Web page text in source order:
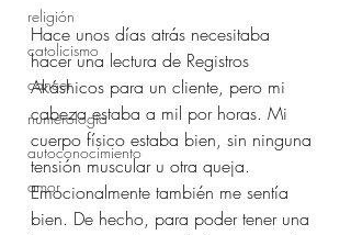
religión
catolicismo
cancer
numerologia
autoconocimiento
amor
Hace unos días atrás necesitaba
hacer una lectura de Registros
Akáshicos para un cliente, pero mi
cabeza estaba a mil por horas. Mi
cuerpo físico estaba bien, sin ninguna
tensión muscular u otra queja.
Emocionalmente también me sentía
bien. De hecho, para poder tener una